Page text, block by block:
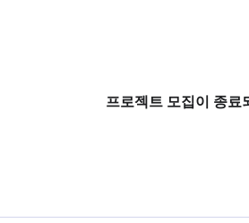
프로젝트 모집이 종료